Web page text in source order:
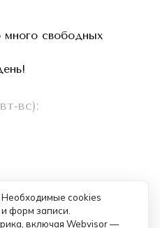
вс):
свободных
Необходимые cookies
форм записи.
включая Webvisor —